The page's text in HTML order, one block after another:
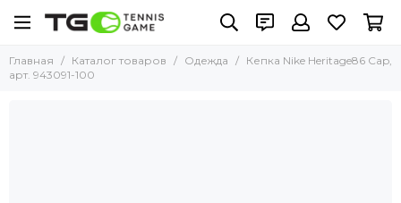
Главная Каталог товаров Одежда
Кепка Nike Heritage86 Cap,
арт. 943091-100